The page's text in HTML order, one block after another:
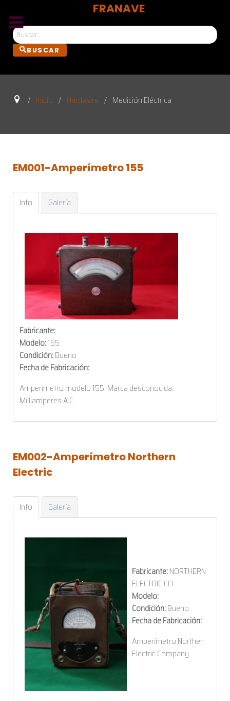
FRANAVE
BUSCAR
Inicio Hardware Medición Eléctrica
EM001-Amperímetro155
Info Galería
Fabricante:
Modelo:155
Condición:Bueno
Fecha de Fabricación:
Amperímetro modelo 155. Marca desconocida.
Milliamperes A.C.
EM002-AmperímetroNorthern
Electric
Info Galería
Fabricante:NORTHERN
ELECTRIC CO.
Modelo:
Condición:Bueno
Fecha de Fabricación:
Amperímetro Norther
Electric Company.